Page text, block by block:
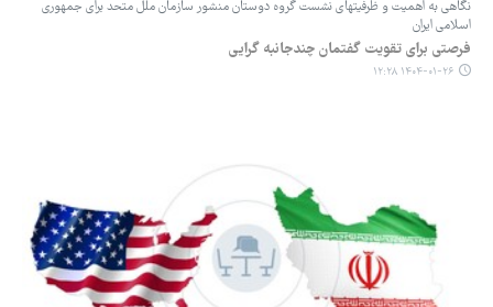
نگاهی به اهمیت و ظرفیتهای نشست گروه دوستان منشور سازمان ملل متحد برای جمهوری
اسلامی ایران
فرصتی برای تقویت گفتمان چندجانبه گرایی
۱۴۰۴-۰۱-۲۶ ۱۲:۲۸